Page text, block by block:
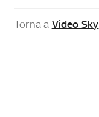
Torna a Video Sky